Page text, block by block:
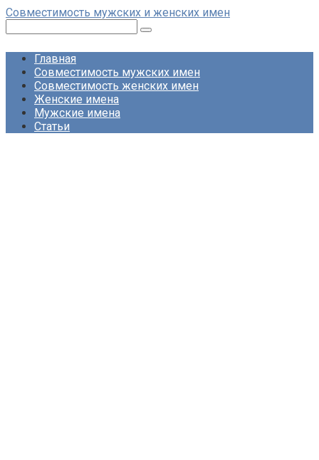
Перейти
контенту
Совместимость мужских и женских имен
Главная
Совместимость мужских имен
Совместимость женских имен
Женские имена
Мужские имена
Статьи